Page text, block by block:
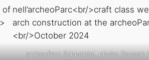
archeoParc Schnalstal, photo: Ganesh